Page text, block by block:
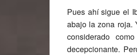
Pues ahí sigue el
abajo la zona roja.
considerado
decepcionante.